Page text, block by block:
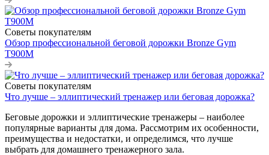
Советы покупателям
Обзор профессиональной беговой дорожки Bronze Gym
T900M
Советы покупателям
Что лучше – эллиптический тренажер или беговая дорожка?
Беговые дорожки и эллиптические тренажеры – наиболее
популярные варианты для дома. Рассмотрим их особенности,
преимущества и недостатки, и определимся, что лучше
выбрать для домашнего тренажерного зала.